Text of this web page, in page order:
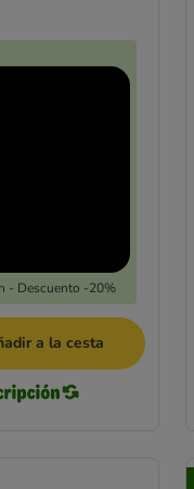
- Descuento -20%
a la cesta